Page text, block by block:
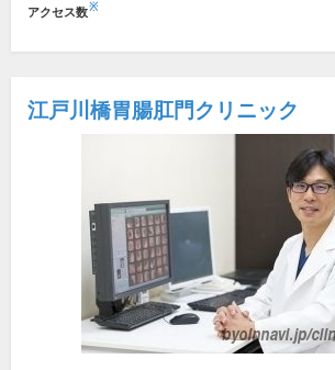
アクセス数※
江戸川橋胃腸肛門クリニック